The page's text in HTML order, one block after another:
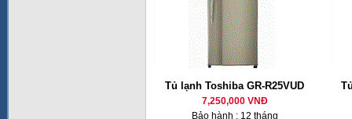
Tủ lạnh Toshiba GR-R25VUD
7,250,000 VNĐ
Bảo hành : 12 tháng